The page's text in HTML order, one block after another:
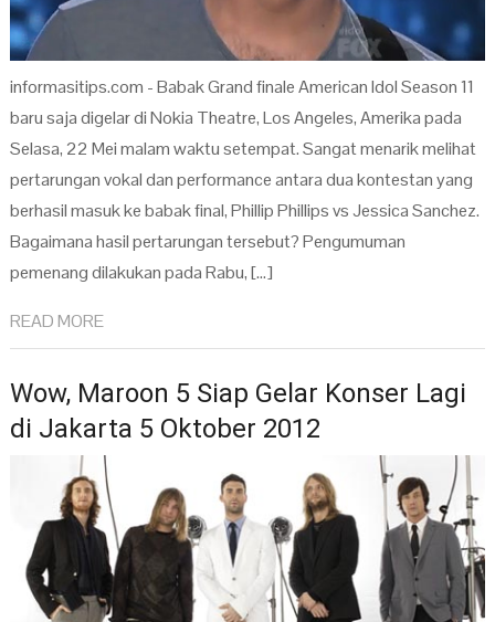
informasitips.com - Babak Grand finale American Idol Season 11
baru saja digelar di Nokia Theatre, Los Angeles, Amerika pada
Selasa, 22 Mei malam waktu setempat. Sangat menarik melihat
pertarungan vokal dan performance antara dua kontestan yang
berhasil masuk ke babak final, Phillip Phillips vs Jessica Sanchez.
Bagaimana hasil pertarungan tersebut? Pengumuman
pemenang dilakukan pada Rabu, […]
READ MORE
Wow, Maroon 5 Siap Gelar Konser Lagi
di Jakarta 5 Oktober 2012